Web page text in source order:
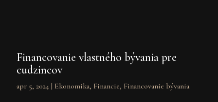
Financovanie vlastného bývania pre
cudzincov
apr 5, 2024| Ekonomika, Financie, Financovanie bývania